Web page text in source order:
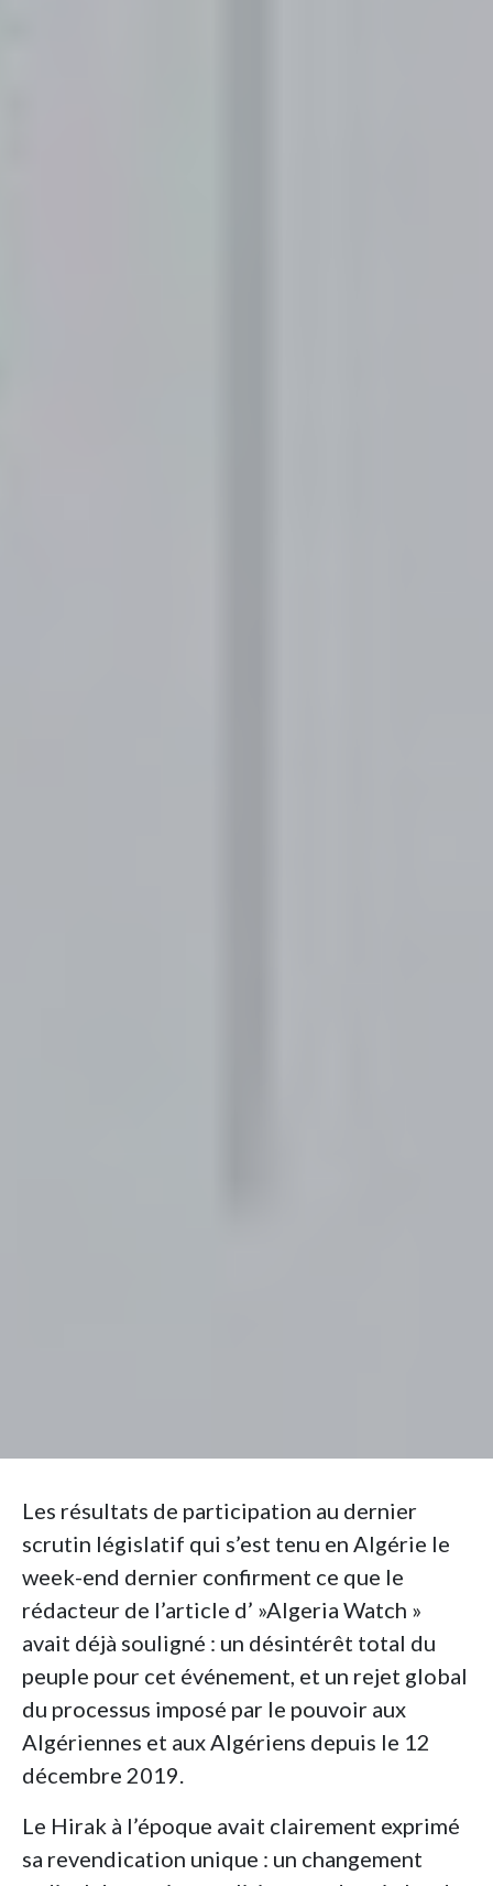
Les résultats de participation au dernier
scrutin législatif qui s’est tenu en Algérie le
week-end dernier confirment ce que le
rédacteur de l’article d’ »Algeria Watch »
avait déjà souligné : un désintérêt total du
peuple pour cet événement, et un rejet global
du processus imposé par le pouvoir aux
Algériennes et aux Algériens depuis le 12
décembre 2019.
Le Hirak à l’époque avait clairement exprimé
sa revendication unique : un changement